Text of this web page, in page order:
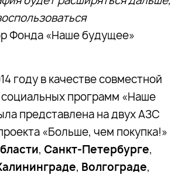
Фонда «Наше будущее»
году в качестве совместной
программ «Наше
представлена на двух АЗС
«Больше, чем покупка!»
, Санкт-Петербурге,
, Волгограде,